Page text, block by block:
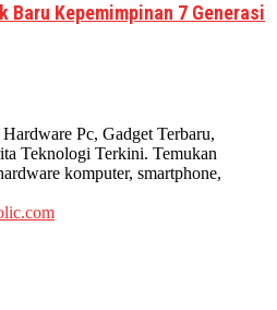
Baru Kepemimpinan 7 Generasi
Pc, Gadget Terbaru,
Teknologi Terkini. Temukan
komputer, smartphone,